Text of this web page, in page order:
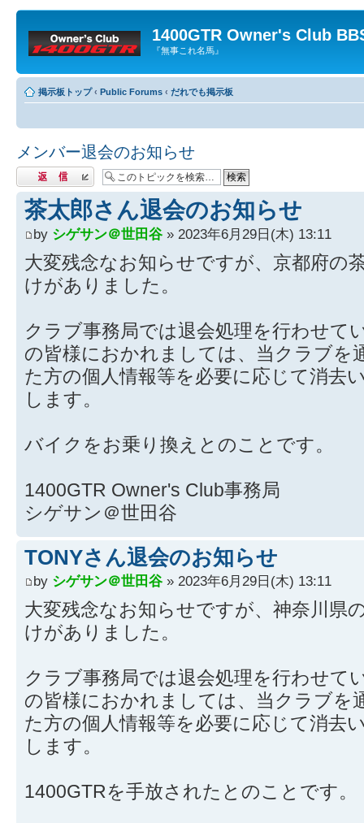
1400GTR Owner's Club
『無事これ名馬』
掲示板トップ ‹ Public Forums ‹ だれでも掲示板
メンバー退会のお知らせ
返信する
茶太郎さん退会のお知らせ
by シゲサン＠世田谷 » 2023年6月29日(木) 13:11
大変残念なお知らせですが、京都府の
けがありました。
クラブ事務局では退会処理を行わせて
の皆様におかれましては、当クラブを
た方の個人情報等を必要に応じて消去
します。
バイクをお乗り換えとのことです。
1400GTR Owner's Club事務局
シゲサン＠世田谷
TONYさん退会のお知らせ
by シゲサン＠世田谷 » 2023年6月29日(木) 13:11
大変残念なお知らせですが、神奈川県
けがありました。
クラブ事務局では退会処理を行わせて
の皆様におかれましては、当クラブを
た方の個人情報等を必要に応じて消去
します。
1400GTRを手放されたとのことです。